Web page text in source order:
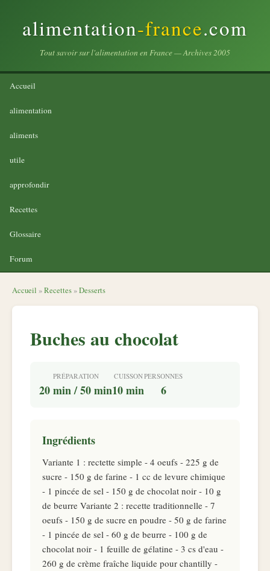
alimentation-france.com
Tout savoir sur l'alimentation en France — Archives 2005
Accueil
alimentation
aliments
utile
approfondir
Recettes
Glossaire
Forum
Accueil »Recettes »Desserts
Buches au chocolat
PRÉPARATION
20 min / 50 min
CUISSON
10 min
PERSONNES
6
Ingrédients
Variante 1 : rectette simple - 4 oeufs - 225 g de
sucre - 150 g de farine - 1 cc de levure chimique
- 1 pincée de sel - 150 g de chocolat noir - 10 g
de beurre Variante 2 : recette traditionnelle - 7
oeufs - 150 g de sucre en poudre - 50 g de farine
- 1 pincée de sel - 60 g de beurre - 100 g de
chocolat noir - 1 feuille de gélatine - 3 cs d'eau -
260 g de crème fraîche liquide pour chantilly -